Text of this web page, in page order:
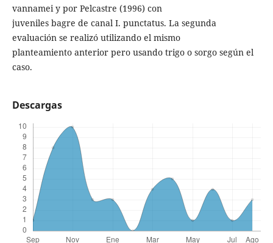
vannamei y por Pelcastre (1996) con
juveniles bagre de canal I. punctatus. La segunda
evaluación se realizó utilizando el mismo
planteamiento anterior pero usando trigo o sorgo según el
caso.
Descargas